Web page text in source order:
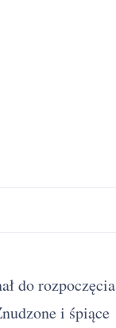
do rozpoczęcia
i śpiące